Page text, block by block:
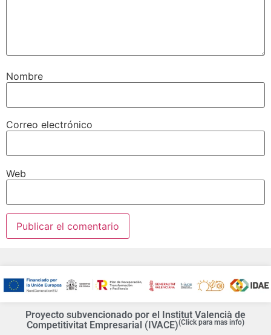
Nombre
Correo electrónico
Web
Proyecto subvencionado por el Institut Valencià de
Competitivitat Empresarial (IVACE)(Click para mas info)